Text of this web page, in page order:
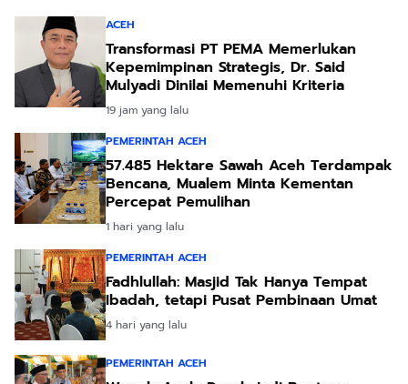
ACEH
Transformasi PT PEMA Memerlukan
Kepemimpinan Strategis, Dr. Said
Mulyadi Dinilai Memenuhi Kriteria
19 jam yang lalu
PEMERINTAH ACEH
57.485 Hektare Sawah Aceh Terdampak
Bencana, Mualem Minta Kementan
Percepat Pemulihan
1 hari yang lalu
PEMERINTAH ACEH
Fadhlullah: Masjid Tak Hanya Tempat
Ibadah, tetapi Pusat Pembinaan Umat
4 hari yang lalu
PEMERINTAH ACEH